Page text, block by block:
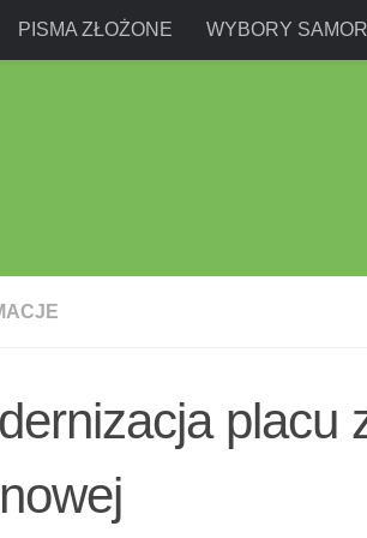
PISMA ZŁOŻONE WYBORY
placu